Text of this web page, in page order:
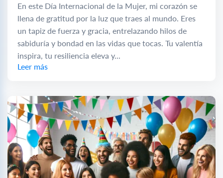
En este Día Internacional de la Mujer, mi corazón se
llena de gratitud por la luz que traes al mundo. Eres
un tapiz de fuerza y gracia, entrelazando hilos de
sabiduría y bondad en las vidas que tocas. Tu valentía
inspira, tu resiliencia eleva y...
Leer más